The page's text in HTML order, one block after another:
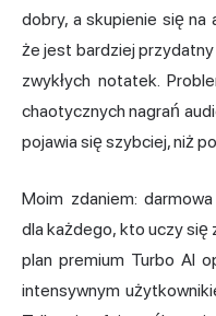
dobry, a skupienie się na
że jest bardziej
zwykłych notatek.
chaotycznych nagrań
pojawia się szybciej, niż
Moim zdaniem:
dla każdego, kto uczy się
plan premium Turbo AI
intensywnym